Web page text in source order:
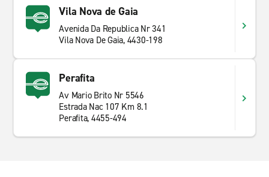
Vila Nova de Gaia
Avenida Da Republica Nr 341
Vila Nova De Gaia, 4430-198
Perafita
Av Mario Brito Nr 5546
Estrada Nac 107 Km 8.1
Perafita, 4455-494